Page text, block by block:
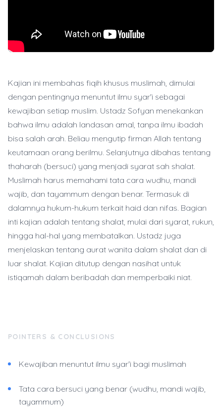
Kajian ini membahas fiqih khusus muslimah, dimulai
dengan pentingnya menuntut ilmu syar'i sebagai
kewajiban setiap muslim. Ustadz Sofyan menekankan
bahwa ilmu adalah landasan amal, tanpa ilmu ibadah
bisa salah arah. Beliau mengutip firman Allah tentang
keutamaan orang berilmu. Selanjutnya dibahas tentang
thaharah (bersuci) yang menjadi syarat sah shalat.
Muslimah harus memahami tata cara wudhu, mandi
wajib, dan tayammum dengan benar. Termasuk di
dalamnya hukum-hukum terkait haid dan nifas. Bagian
inti kajian adalah tentang shalat, mulai dari syarat, rukun,
hingga hal-hal yang membatalkan. Ustadz juga
menjelaskan tentang aurat wanita dalam shalat dan di
luar shalat. Kajian ditutup dengan nasihat untuk
istiqamah dalam beribadah dan memperbaiki niat.
POINTERS & CONCLUSIONS
Kewajiban menuntut ilmu syar'i bagi muslimah
Tata cara bersuci yang benar (wudhu, mandi wajib,
tayammum)